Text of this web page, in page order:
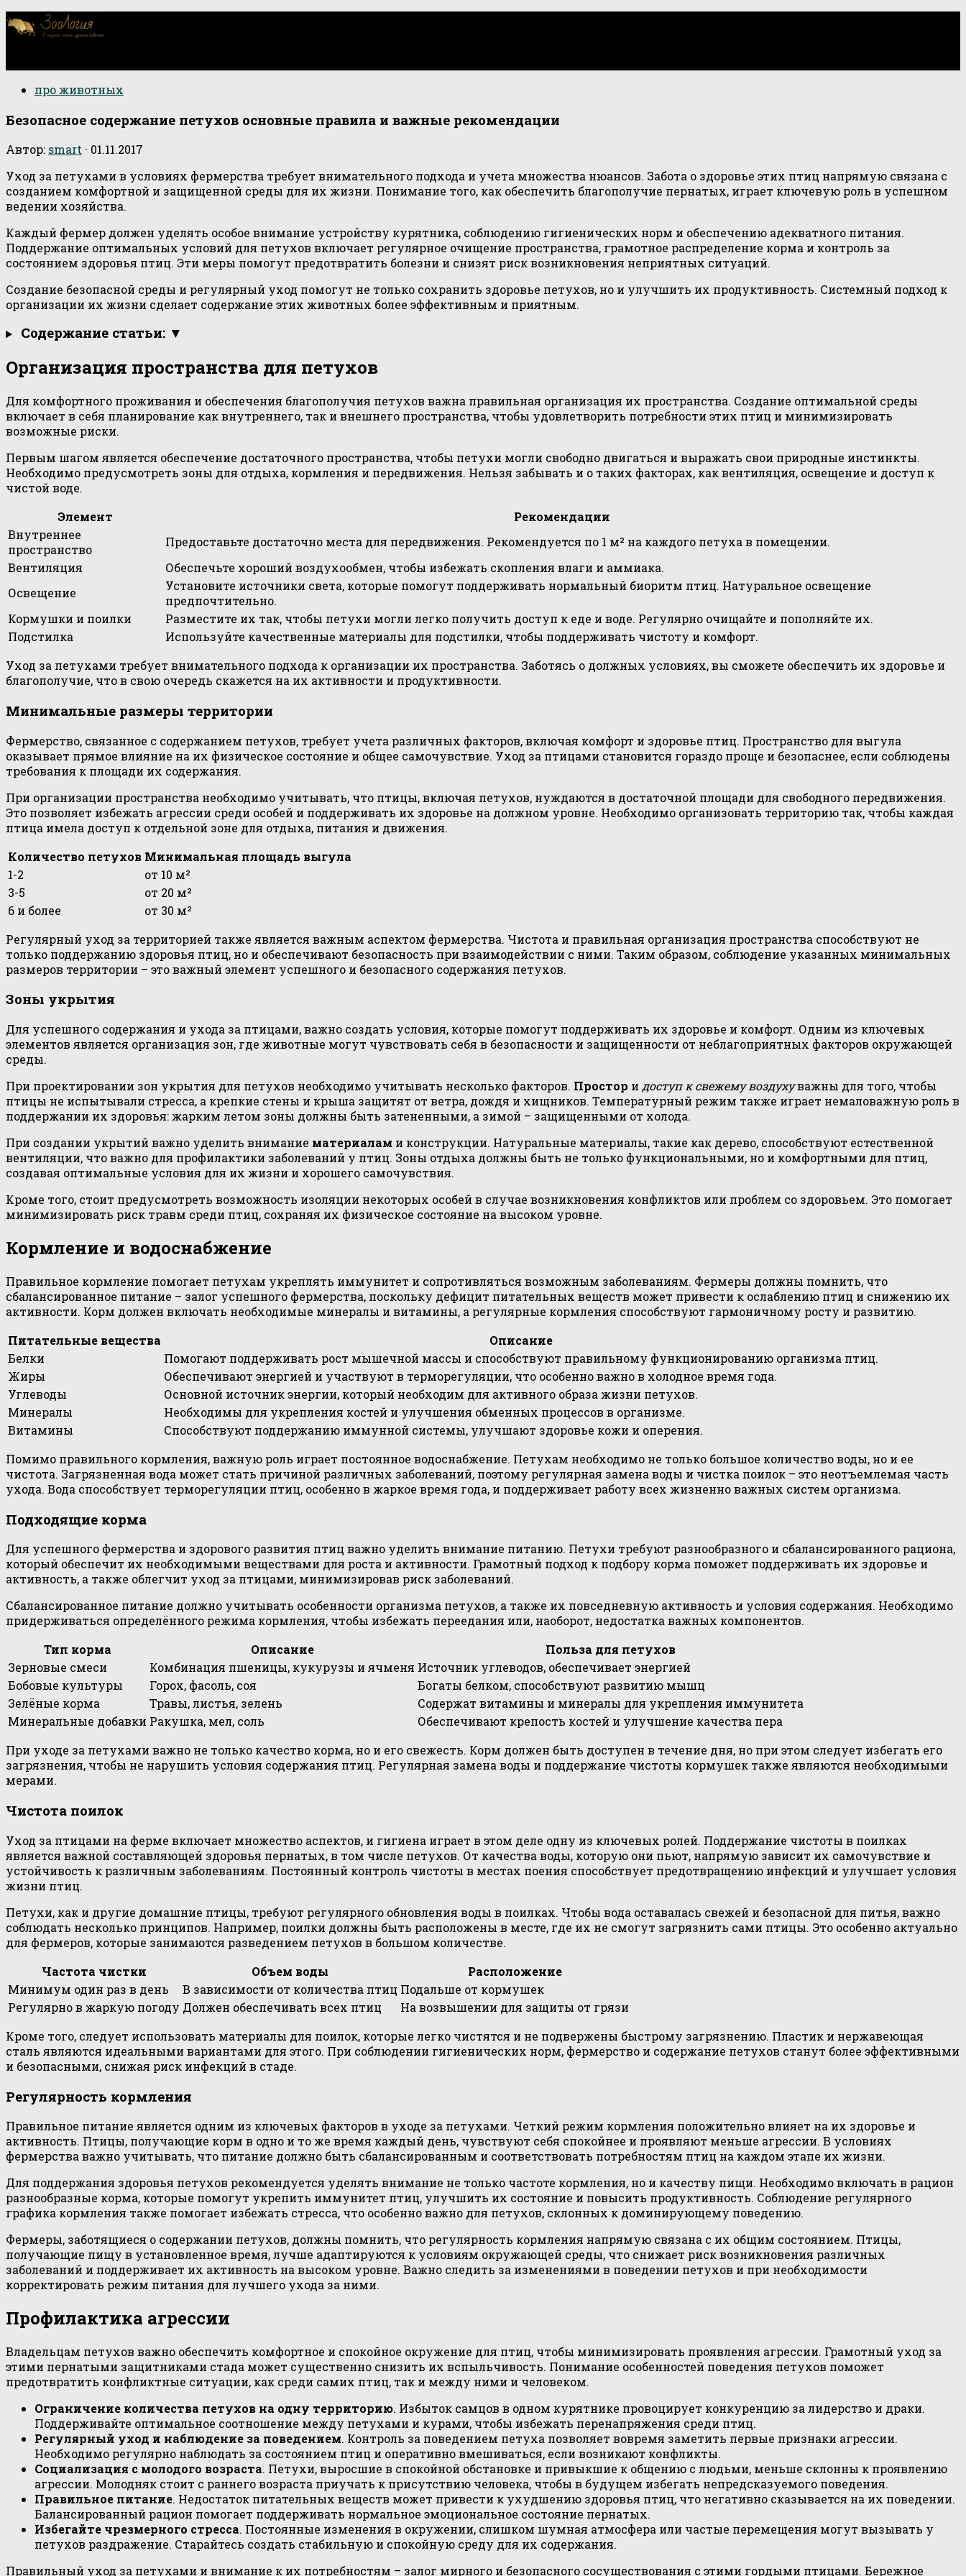
про животных
Безопасное содержание петухов основные правила и важные рекомендации
Автор: smart · 01.11.2017
Уход за петухами в условиях фермерства требует внимательного подхода и учета множества нюансов. Забота о здоровье этих птиц напрямую связана с
созданием комфортной и защищенной среды для их жизни. Понимание того, как обеспечить благополучие пернатых, играет ключевую роль в успешном
ведении хозяйства.
Каждый фермер должен уделять особое внимание устройству курятника, соблюдению гигиенических норм и обеспечению адекватного питания.
Поддержание оптимальных условий для петухов включает регулярное очищение пространства, грамотное распределение корма и контроль за
состоянием здоровья птиц. Эти меры помогут предотвратить болезни и снизят риск возникновения неприятных ситуаций.
Создание безопасной среды и регулярный уход помогут не только сохранить здоровье петухов, но и улучшить их продуктивность. Системный подход к
организации их жизни сделает содержание этих животных более эффективным и приятным.
Содержание статьи: ▼
Организация пространства для петухов
Для комфортного проживания и обеспечения благополучия петухов важна правильная организация их пространства. Создание оптимальной среды
включает в себя планирование как внутреннего, так и внешнего пространства, чтобы удовлетворить потребности этих птиц и минимизировать
возможные риски.
Первым шагом является обеспечение достаточного пространства, чтобы петухи могли свободно двигаться и выражать свои природные инстинкты.
Необходимо предусмотреть зоны для отдыха, кормления и передвижения. Нельзя забывать и о таких факторах, как вентиляция, освещение и доступ к
чистой воде.
Элемент
Рекомендации
Внутреннее
пространство
Предоставьте достаточно места для передвижения. Рекомендуется по 1 м² на каждого петуха в помещении.
Вентиляция
Обеспечьте хороший воздухообмен, чтобы избежать скопления влаги и аммиака.
Освещение
Установите источники света, которые помогут поддерживать нормальный биоритм птиц. Натуральное освещение
предпочтительно.
Кормушки и поилки
Разместите их так, чтобы петухи могли легко получить доступ к еде и воде. Регулярно очищайте и пополняйте их.
Подстилка
Используйте качественные материалы для подстилки, чтобы поддерживать чистоту и комфорт.
Уход за петухами требует внимательного подхода к организации их пространства. Заботясь о должных условиях, вы сможете обеспечить их здоровье и
благополучие, что в свою очередь скажется на их активности и продуктивности.
Минимальные размеры территории
Фермерство, связанное с содержанием петухов, требует учета различных факторов, включая комфорт и здоровье птиц. Пространство для выгула
оказывает прямое влияние на их физическое состояние и общее самочувствие. Уход за птицами становится гораздо проще и безопаснее, если соблюдены
требования к площади их содержания.
При организации пространства необходимо учитывать, что птицы, включая петухов, нуждаются в достаточной площади для свободного передвижения.
Это позволяет избежать агрессии среди особей и поддерживать их здоровье на должном уровне. Необходимо организовать территорию так, чтобы каждая
птица имела доступ к отдельной зоне для отдыха, питания и движения.
Количество петухов Минимальная площадь выгула
1-2
от 10 м²
3-5
от 20 м²
6 и более
от 30 м²
Регулярный уход за территорией также является важным аспектом фермерства. Чистота и правильная организация пространства способствуют не
только поддержанию здоровья птиц, но и обеспечивают безопасность при взаимодействии с ними. Таким образом, соблюдение указанных минимальных
размеров территории – это важный элемент успешного и безопасного содержания петухов.
Зоны укрытия
Для успешного содержания и ухода за птицами, важно создать условия, которые помогут поддерживать их здоровье и комфорт. Одним из ключевых
элементов является организация зон, где животные могут чувствовать себя в безопасности и защищенности от неблагоприятных факторов окружающей
среды.
При проектировании зон укрытия для петухов необходимо учитывать несколько факторов. Простор и доступ к свежему воздухуважны для того, чтобы
птицы не испытывали стресса, а крепкие стены и крыша защитят от ветра, дождя и хищников. Температурный режим также играет немаловажную роль в
поддержании их здоровья: жарким летом зоны должны быть затененными, а зимой – защищенными от холода.
При создании укрытий важно уделить внимание материалам и конструкции. Натуральные материалы, такие как дерево, способствуют естественной
вентиляции, что важно для профилактики заболеваний у птиц. Зоны отдыха должны быть не только функциональными, но и комфортными для птиц,
создавая оптимальные условия для их жизни и хорошего самочувствия.
Кроме того, стоит предусмотреть возможность изоляции некоторых особей в случае возникновения конфликтов или проблем со здоровьем. Это помогает
минимизировать риск травм среди птиц, сохраняя их физическое состояние на высоком уровне.
Кормление и водоснабжение
Правильное кормление помогает петухам укреплять иммунитет и сопротивляться возможным заболеваниям. Фермеры должны помнить, что
сбалансированное питание – залог успешного фермерства, поскольку дефицит питательных веществ может привести к ослаблению птиц и снижению их
активности. Корм должен включать необходимые минералы и витамины, а регулярные кормления способствуют гармоничному росту и развитию.
Питательные вещества
Описание
Белки
Помогают поддерживать рост мышечной массы и способствуют правильному функционированию организма птиц.
Жиры
Обеспечивают энергией и участвуют в терморегуляции, что особенно важно в холодное время года.
Углеводы
Основной источник энергии, который необходим для активного образа жизни петухов.
Минералы
Необходимы для укрепления костей и улучшения обменных процессов в организме.
Витамины
Способствуют поддержанию иммунной системы, улучшают здоровье кожи и оперения.
Помимо правильного кормления, важную роль играет постоянное водоснабжение. Петухам необходимо не только большое количество воды, но и ее
чистота. Загрязненная вода может стать причиной различных заболеваний, поэтому регулярная замена воды и чистка поилок – это неотъемлемая часть
ухода. Вода способствует терморегуляции птиц, особенно в жаркое время года, и поддерживает работу всех жизненно важных систем организма.
Подходящие корма
Для успешного фермерства и здорового развития птиц важно уделить внимание питанию. Петухи требуют разнообразного и сбалансированного рациона,
который обеспечит их необходимыми веществами для роста и активности. Грамотный подход к подбору корма поможет поддерживать их здоровье и
активность, а также облегчит уход за птицами, минимизировав риск заболеваний.
Сбалансированное питание должно учитывать особенности организма петухов, а также их повседневную активность и условия содержания. Необходимо
придерживаться определённого режима кормления, чтобы избежать переедания или, наоборот, недостатка важных компонентов.
Тип корма
Описание
Польза для петухов
Зерновые смеси
Комбинация пшеницы, кукурузы и ячменя Источник углеводов, обеспечивает энергией
Бобовые культуры
Горох, фасоль, соя
Богаты белком, способствуют развитию мышц
Зелёные корма
Травы, листья, зелень
Содержат витамины и минералы для укрепления иммунитета
Минеральные добавки Ракушка, мел, соль
Обеспечивают крепость костей и улучшение качества пера
При уходе за петухами важно не только качество корма, но и его свежесть. Корм должен быть доступен в течение дня, но при этом следует избегать его
загрязнения, чтобы не нарушить условия содержания птиц. Регулярная замена воды и поддержание чистоты кормушек также являются необходимыми
мерами.
Чистота поилок
Уход за птицами на ферме включает множество аспектов, и гигиена играет в этом деле одну из ключевых ролей. Поддержание чистоты в поилках
является важной составляющей здоровья пернатых, в том числе петухов. От качества воды, которую они пьют, напрямую зависит их самочувствие и
устойчивость к различным заболеваниям. Постоянный контроль чистоты в местах поения способствует предотвращению инфекций и улучшает условия
жизни птиц.
Петухи, как и другие домашние птицы, требуют регулярного обновления воды в поилках. Чтобы вода оставалась свежей и безопасной для питья, важно
соблюдать несколько принципов. Например, поилки должны быть расположены в месте, где их не смогут загрязнить сами птицы. Это особенно актуально
для фермеров, которые занимаются разведением петухов в большом количестве.
Частота чистки
Объем воды
Расположение
Минимум один раз в день
В зависимости от количества птиц Подальше от кормушек
Регулярно в жаркую погоду Должен обеспечивать всех птиц
На возвышении для защиты от грязи
Кроме того, следует использовать материалы для поилок, которые легко чистятся и не подвержены быстрому загрязнению. Пластик и нержавеющая
сталь являются идеальными вариантами для этого. При соблюдении гигиенических норм, фермерство и содержание петухов станут более эффективными
и безопасными, снижая риск инфекций в стаде.
Регулярность кормления
Правильное питание является одним из ключевых факторов в уходе за петухами. Четкий режим кормления положительно влияет на их здоровье и
активность. Птицы, получающие корм в одно и то же время каждый день, чувствуют себя спокойнее и проявляют меньше агрессии. В условиях
фермерства важно учитывать, что питание должно быть сбалансированным и соответствовать потребностям птиц на каждом этапе их жизни.
Для поддержания здоровья петухов рекомендуется уделять внимание не только частоте кормления, но и качеству пищи. Необходимо включать в рацион
разнообразные корма, которые помогут укрепить иммунитет птиц, улучшить их состояние и повысить продуктивность. Соблюдение регулярного
графика кормления также помогает избежать стресса, что особенно важно для петухов, склонных к доминирующему поведению.
Фермеры, заботящиеся о содержании петухов, должны помнить, что регулярность кормления напрямую связана с их общим состоянием. Птицы,
получающие пищу в установленное время, лучше адаптируются к условиям окружающей среды, что снижает риск возникновения различных
заболеваний и поддерживает их активность на высоком уровне. Важно следить за изменениями в поведении петухов и при необходимости
корректировать режим питания для лучшего ухода за ними.
Профилактика агрессии
Владельцам петухов важно обеспечить комфортное и спокойное окружение для птиц, чтобы минимизировать проявления агрессии. Грамотный уход за
этими пернатыми защитниками стада может существенно снизить их вспыльчивость. Понимание особенностей поведения петухов поможет
предотвратить конфликтные ситуации, как среди самих птиц, так и между ними и человеком.
Ограничение количества петухов на одну территорию. Избыток самцов в одном курятнике провоцирует конкуренцию за лидерство и драки.
Поддерживайте оптимальное соотношение между петухами и курами, чтобы избежать перенапряжения среди птиц.
Регулярный уход и наблюдение за поведением. Контроль за поведением петуха позволяет вовремя заметить первые признаки агрессии.
Необходимо регулярно наблюдать за состоянием птиц и оперативно вмешиваться, если возникают конфликты.
Социализация с молодого возраста. Петухи, выросшие в спокойной обстановке и привыкшие к общению с людьми, меньше склонны к проявлению
агрессии. Молодняк стоит с раннего возраста приучать к присутствию человека, чтобы в будущем избегать непредсказуемого поведения.
Правильное питание. Недостаток питательных веществ может привести к ухудшению здоровья птиц, что негативно сказывается на их поведении.
Балансированный рацион помогает поддерживать нормальное эмоциональное состояние пернатых.
Избегайте чрезмерного стресса. Постоянные изменения в окружении, слишком шумная атмосфера или частые перемещения могут вызывать у
петухов раздражение. Старайтесь создать стабильную и спокойную среду для их содержания.
Правильный уход за петухами и внимание к их потребностям – залог мирного и безопасного сосуществования с этими гордыми птицами. Бережное